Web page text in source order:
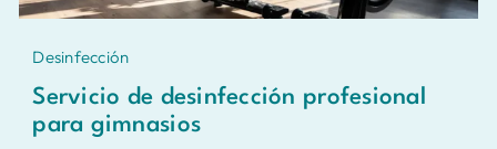
Desinfección
Servicio de desinfección profesional
para gimnasios